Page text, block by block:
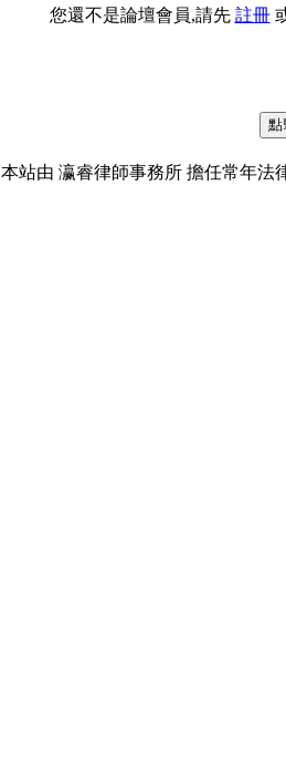
您還不是論壇會員,請先 註冊
本站由 瀛睿律師事務所 擔任常年法